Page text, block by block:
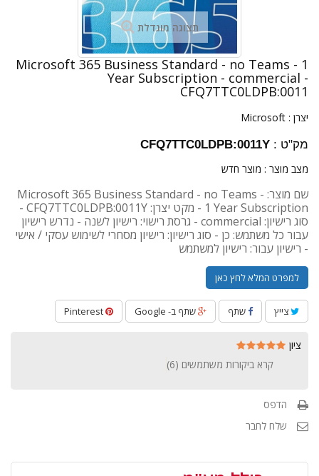
תצוגה מוגדלת
Microsoft 365 Business Standard - no Teams - 1
Year Subscription - commercial -
CFQ7TTC0LDPB:0011
יצרן : Microsoft
מק"ט : CFQ7TTC0LDPB:0011Y
מצב מוצר : מוצר חדש
שם מוצר: Microsoft 365 Business Standard - no Teams -
1 Year Subscription - מקט יצרן: CFQ7TTC0LDPB:0011Y -
סוג רישיון: commercial - גרסת רישוי: רישיון לשנה - נדרש רישיון
עבור כל משתמש: כן - סוג רישיון: רישיון מסחרי לשימוש עסקי / אישי
- רישיון עבור: רישיון למשתמש
למפרט המלא לחץ כאן
צייץ שתף שתף ב- Google
ציון
קרא ביקורות משתמשים (6
)
הדפס
שלח לחבר